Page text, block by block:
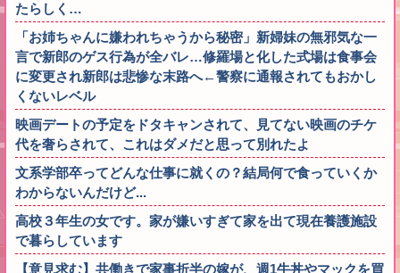
たらしく…
「お姉ちゃんに嫌われちゃうから秘密」新婦妹の無邪気な一
言で新郎のゲス行為が全バレ…修羅場と化した式場は食事会
に変更され新郎は悲惨な末路へ←警察に通報されてもおかし
くないレベル
映画デートの予定をドタキャンされて、見てない映画のチケ
代を奢らされて、これはダメだと思って別れたよ
文系学部卒ってどんな仕事に就くの？結局何で食っていくか
わからないんだけど...
高校３年生の女です。家が嫌いすぎて家を出て現在養護施設
で暮らしています
【意見求む】共働きで家事折半の嫁が、週1牛丼やマックを買